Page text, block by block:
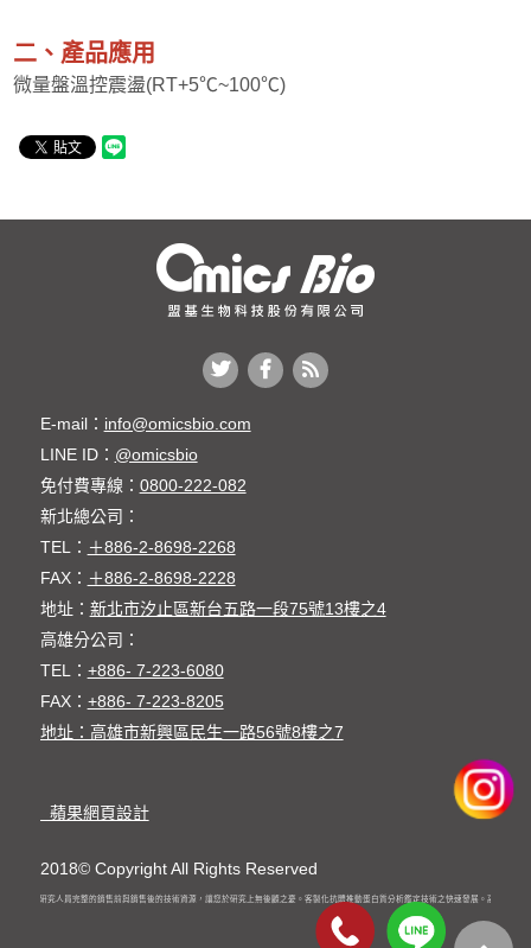
二、產品應用
微量盤溫控震盪(RT+5℃~100℃)
E-mail： info@omicsbio.com
LINE ID： @omicsbio
免付費專線： 0800-222-082
新北總公司：
TEL： ＋886-2-8698-2268
FAX： ＋886-2-8698-2228
地址： 新北市汐止區新台五路一段75號13樓之4
高雄分公司：
TEL： +886- 7-223-6080
FAX： +886- 7-223-8205
地址：高雄市新興區民生一路56號8樓之7
蘋果網頁設計
2018© Copyright All Rights Reserved
體提供了研究人員完整的銷售前與銷售後的技術資源，讓您於研究上無後顧之憂。客製化抗體推動蛋白質分析鑑定技術之快速發展。高感度